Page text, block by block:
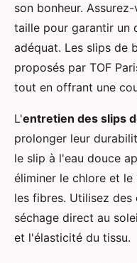
son bonheur.
taille pour garantir un
adéquat. Les slips de
proposés par TOF
tout en offrant une
L'entretien des slips
prolonger leur
le slip à l'eau douce
éliminer le chlore et
les fibres. Utilisez
séchage direct au
et l'élasticité du tissu.